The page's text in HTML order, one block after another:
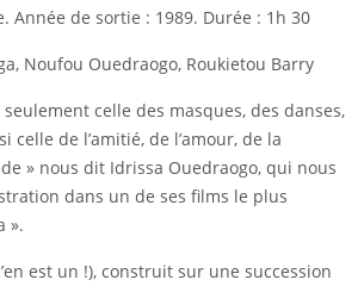
Année de sortie : 1989. Durée : 1h 30
Noufou Ouedraogo, Roukietou Barry
seulement celle des masques, des danses,
celle de l’amitié, de l’amour, de la
» nous dit Idrissa Ouedraogo, qui nous
dans un de ses films le plus
».
est un !), construit sur une succession